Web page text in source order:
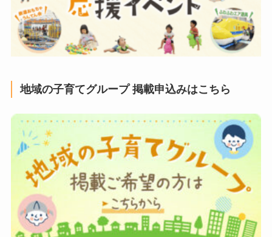
地域の子育てグループ 掲載申込みはこちら